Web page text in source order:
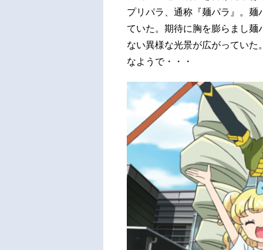
プリパラ、通称『麺パラ』。
ていた。期待に胸を膨らまし麺
ない異様な光景が広がってい
なようで・・・